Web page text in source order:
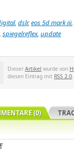
, dslr,eos 5d mark iii,
, spiegelreflex, update
Dieser Artikel wurde von
diesen Eintrag mit RSS 2.0.
(0)